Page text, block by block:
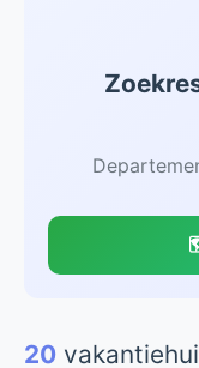
20